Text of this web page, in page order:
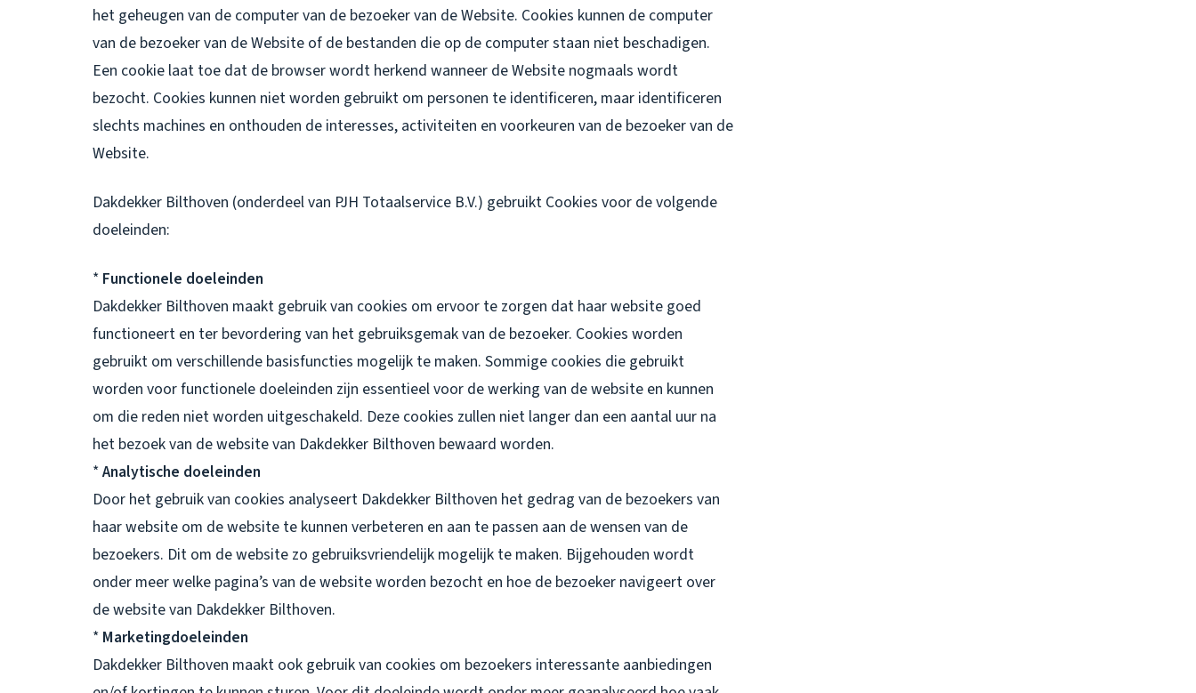
het geheugen van de computer van de bezoeker van de Website. Cookies kunnen de computer
van de bezoeker van de Website of de bestanden die op de computer staan niet beschadigen.
Een cookie laat toe dat de browser wordt herkend wanneer de Website nogmaals wordt
bezocht. Cookies kunnen niet worden gebruikt om personen te identificeren, maar identificeren
slechts machines en onthouden de interesses, activiteiten en voorkeuren van de bezoeker van de
Website.
Dakdekker Bilthoven (onderdeel van PJH Totaalservice B.V.) gebruikt Cookies voor de volgende
doeleinden:
* Functionele doeleinden
Dakdekker Bilthoven maakt gebruik van cookies om ervoor te zorgen dat haar website goed
functioneert en ter bevordering van het gebruiksgemak van de bezoeker. Cookies worden
gebruikt om verschillende basisfuncties mogelijk te maken. Sommige cookies die gebruikt
worden voor functionele doeleinden zijn essentieel voor de werking van de website en kunnen
om die reden niet worden uitgeschakeld. Deze cookies zullen niet langer dan een aantal uur na
het bezoek van de website van Dakdekker Bilthoven bewaard worden.
*Analytische doeleinden
Door het gebruik van cookies analyseert Dakdekker Bilthoven het gedrag van de bezoekers van
haar website om de website te kunnen verbeteren en aan te passen aan de wensen van de
bezoekers. Dit om de website zo gebruiksvriendelijk mogelijk te maken. Bijgehouden wordt
onder meer welke pagina’s van de website worden bezocht en hoe de bezoeker navigeert over
de website van Dakdekker Bilthoven.
* Marketingdoeleinden
Dakdekker Bilthoven maakt ook gebruik van cookies om bezoekers interessante aanbiedingen